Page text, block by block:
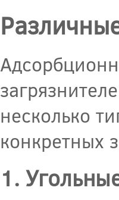
несколько
конкретных
1.